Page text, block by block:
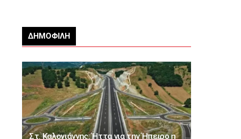
ΔΗΜΟΦΙΛΉ
Στ. Καλογιάννης: Ήττα για την Ήπειρο η